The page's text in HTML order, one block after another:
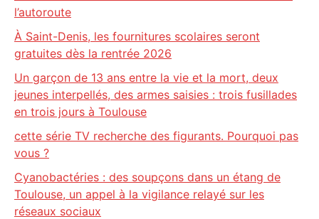
l’autoroute
À Saint-Denis, les fournitures scolaires seront
gratuites dès la rentrée 2026
Un garçon de 13 ans entre la vie et la mort, deux
jeunes interpellés, des armes saisies : trois fusillades
en trois jours à Toulouse
cette série TV recherche des figurants. Pourquoi pas
vous ?
Cyanobactéries : des soupçons dans un étang de
Toulouse, un appel à la vigilance relayé sur les
réseaux sociaux